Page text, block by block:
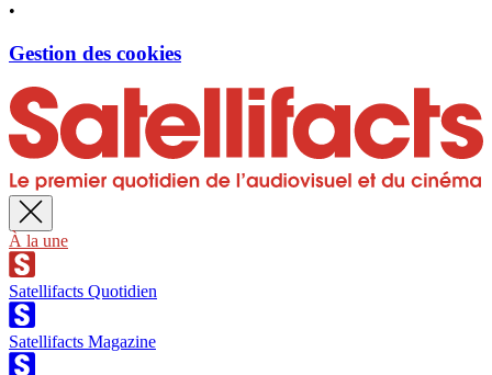
•
Gestion des cookies
À la une
Satellifacts Quotidien
Satellifacts Magazine